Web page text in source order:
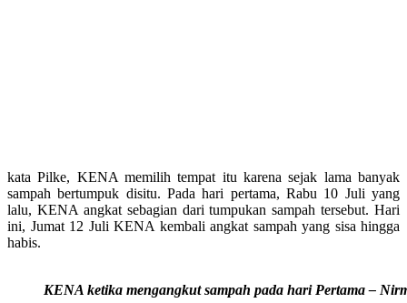
kata Pilke, KENA memilih tempat itu karena sejak lama banyak
sampah bertumpuk disitu. Pada hari pertama, Rabu 10 Juli yang
lalu, KENA angkat sebagian dari tumpukan sampah tersebut. Hari
ini, Jumat 12 Juli KENA kembali angkat sampah yang sisa hingga
habis.
KENA ketika mengangkut sampah pada hari Pertama –